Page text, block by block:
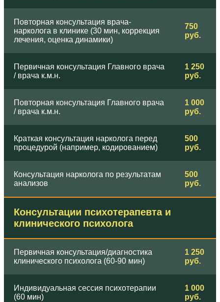
Повторная консультация врача-
нарколога в клинике (30 мин, коррекция
лечения, оценка динамики)
750
руб.
Первичная консультация Главного врача
/ врача к.м.н.
1 250
руб.
Повторная консультация Главного врача
/ врача к.м.н.
1 000
руб.
Краткая консультация нарколога перед
процедурой (например, кодированием)
500
руб.
Консультация нарколога по результатам
анализов
500
руб.
Консультации психотерапевта и
клинического психолога
Первичная консультация/диагностика
клинического психолога (60-90 мин)
1 250
руб.
Индивидуальная сессия психотерапии
(60 мин)
1 000
руб.